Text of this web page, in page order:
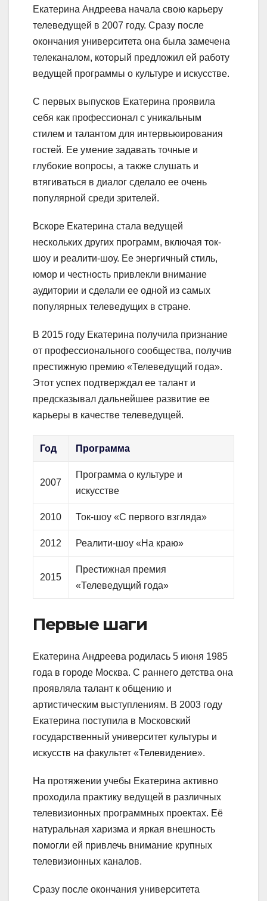
Екатерина Андреева начала свою карьеру
телеведущей в 2007 году. Сразу после
окончания университета она была замечена
телеканалом, который предложил ей работу
ведущей программы о культуре и искусстве.
С первых выпусков Екатерина проявила
себя как профессионал с уникальным
стилем и талантом для интервьюирования
гостей. Ее умение задавать точные и
глубокие вопросы, а также слушать и
втягиваться в диалог сделало ее очень
популярной среди зрителей.
Вскоре Екатерина стала ведущей
нескольких других программ, включая ток-
шоу и реалити-шоу. Ее энергичный стиль,
юмор и честность привлекли внимание
аудитории и сделали ее одной из самых
популярных телеведущих в стране.
В 2015 году Екатерина получила признание
от профессионального сообщества, получив
престижную премию «Телеведущий года».
Этот успех подтверждал ее талант и
предсказывал дальнейшее развитие ее
карьеры в качестве телеведущей.
Год Программа
2007
Программа о культуре и
искусстве
2010 Ток-шоу «С первого взгляда»
2012 Реалити-шоу «На краю»
2015
Престижная премия
«Телеведущий года»
Первые шаги
Екатерина Андреева родилась 5 июня 1985
года в городе Москва. С раннего детства она
проявляла талант к общению и
артистическим выступлениям. В 2003 году
Екатерина поступила в Московский
государственный университет культуры и
искусств на факультет «Телевидение».
На протяжении учебы Екатерина активно
проходила практику ведущей в различных
телевизионных программных проектах. Её
натуральная харизма и яркая внешность
помогли ей привлечь внимание крупных
телевизионных каналов.
Сразу после окончания университета